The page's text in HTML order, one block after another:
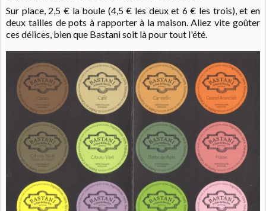
Sur place, 2,5 € la boule (4,5 € les deux et 6 € les trois), et en
deux tailles de pots à rapporter à la maison.Allez vite goûter
ces délices, bien que Bastani soit là pour tout l'été.